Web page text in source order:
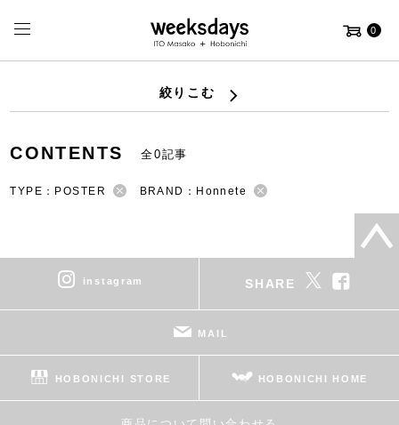
0
絞りこむ
CONTENTS 全0記事
TYPE：POSTER BRAND：Honnete
instagram SHARE
MAIL
HOBONICHI STORE HOBONICHI HOME